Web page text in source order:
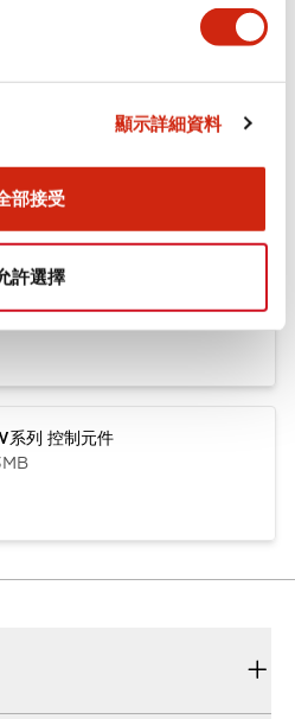
顯示詳細資料
部接受
許選擇
列 控制元件 (英文版)
列 控制元件